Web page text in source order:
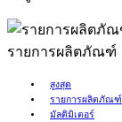
รายการผลิตภัณฑ์
สูงสุด
รายการผลิตภัณฑ์
มัลติมิเตอร์